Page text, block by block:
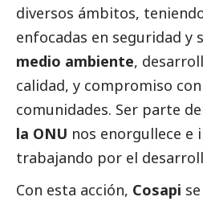
diversos ámbitos,
enfocadas en seguridad y
medio ambiente,
calidad, y compromiso
comunidades. Ser parte
la ONU nos enorgullece e
trabajando por el
Con esta acción, Cosapi